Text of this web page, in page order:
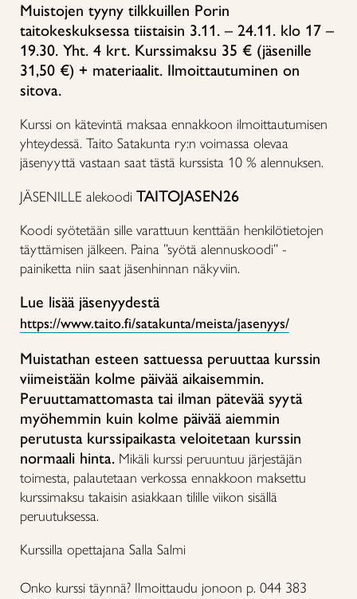
Muistojen tyyny tilkkuillen Porin
taitokeskuksessa tiistaisin 3.11. – 24.11. klo 17 –
19.30. Yht. 4 krt. Kurssimaksu 35 € (jäsenille
31,50 €) + materiaalit. Ilmoittautuminen on
sitova.
Kurssi on kätevintä maksaa ennakkoon ilmoittautumisen
yhteydessä. Taito Satakunta ry:n voimassa olevaa
jäsenyyttä vastaan saat tästä kurssista 10 % alennuksen.
JÄSENILLE alekoodi TAITOJASEN26
Koodi syötetään sille varattuun kenttään henkilötietojen
täyttämisen jälkeen. Paina ”syötä alennuskoodi” -
painiketta niin saat jäsenhinnan näkyviin.
Lue lisää jäsenyydestä
https://www.taito.fi/satakunta/meista/jasenyys/
Muistathan esteen sattuessa peruuttaa kurssin
viimeistään kolme päivää aikaisemmin.
Peruuttamattomasta tai ilman pätevää syytä
myöhemmin kuin kolme päivää aiemmin
perutusta kurssipaikasta veloitetaan kurssin
normaali hinta. Mikäli kurssi peruuntuu järjestäjän
toimesta, palautetaan verkossa ennakkoon maksettu
kurssimaksu takaisin asiakkaan tilille viikon sisällä
peruutuksessa.
Kurssilla opettajana Salla Salmi
Onko kurssi täynnä? Ilmoittaudu jonoon p. 044 383